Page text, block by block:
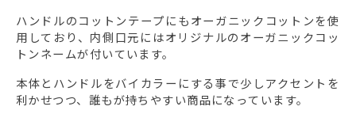
ハンドルのコットンテープにもオーガニックコットンを使
用しており、内側口元にはオリジナルのオーガニックコッ
トンネームが付いています。
本体とハンドルをバイカラーにする事で少しアクセントを
利かせつつ、誰もが持ちやすい商品になっています。